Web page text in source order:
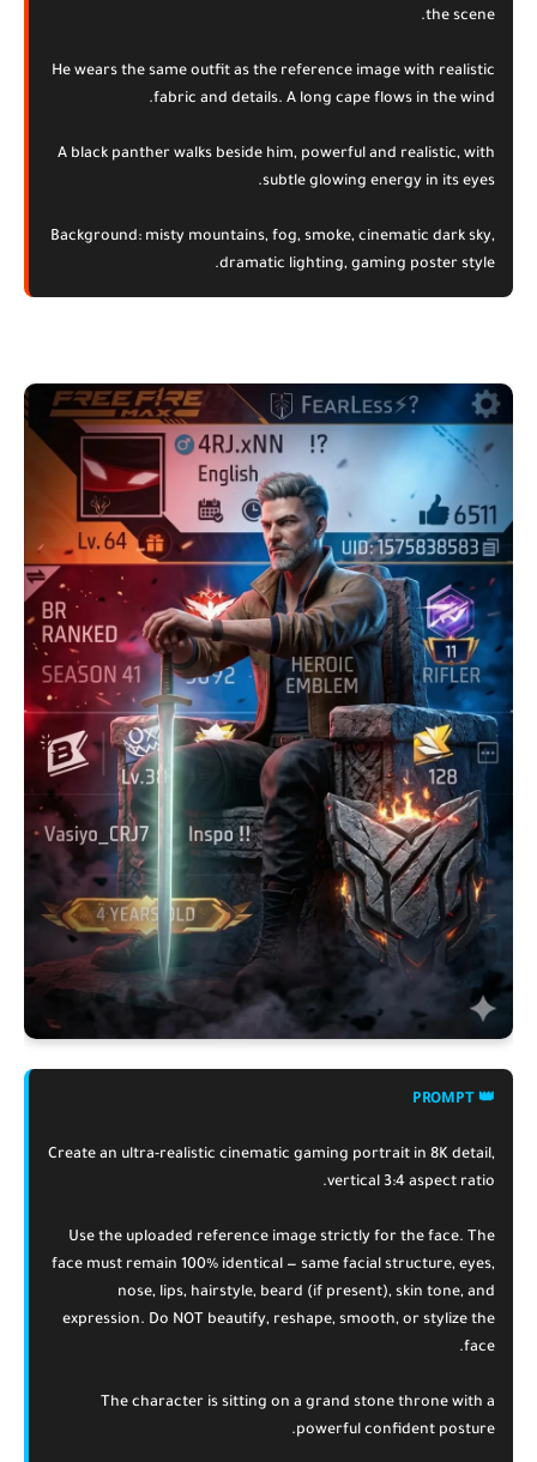
the scene.
He wears the same outfit as the reference image with realistic
fabric and details. A long cape flows in the wind.
A black panther walks beside him, powerful and realistic, with
subtle glowing energy in its eyes.
Background: misty mountains, fog, smoke, cinematic dark sky,
dramatic lighting, gaming poster style.
👑 PROMPT
Create an ultra-realistic cinematic gaming portrait in 8K detail,
vertical 3:4 aspect ratio.
Use the uploaded reference image strictly for the face. The
face must remain 100% identical — same facial structure, eyes,
nose, lips, hairstyle, beard (if present), skin tone, and
expression. Do NOT beautify, reshape, smooth, or stylize the
face.
The character is sitting on a grand stone throne with a
powerful confident posture.